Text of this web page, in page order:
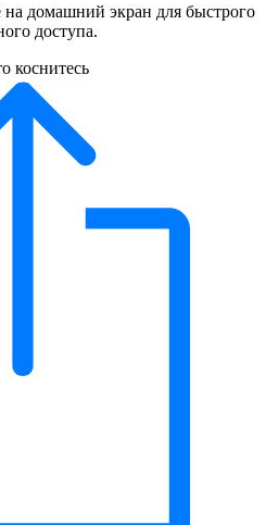
домашний экран для быстрого
доступа.
коснитесь